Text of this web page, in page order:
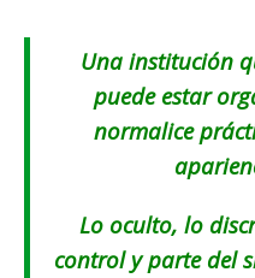
Una institución
puede estar
normalice
Lo oculto, lo
control y parte del